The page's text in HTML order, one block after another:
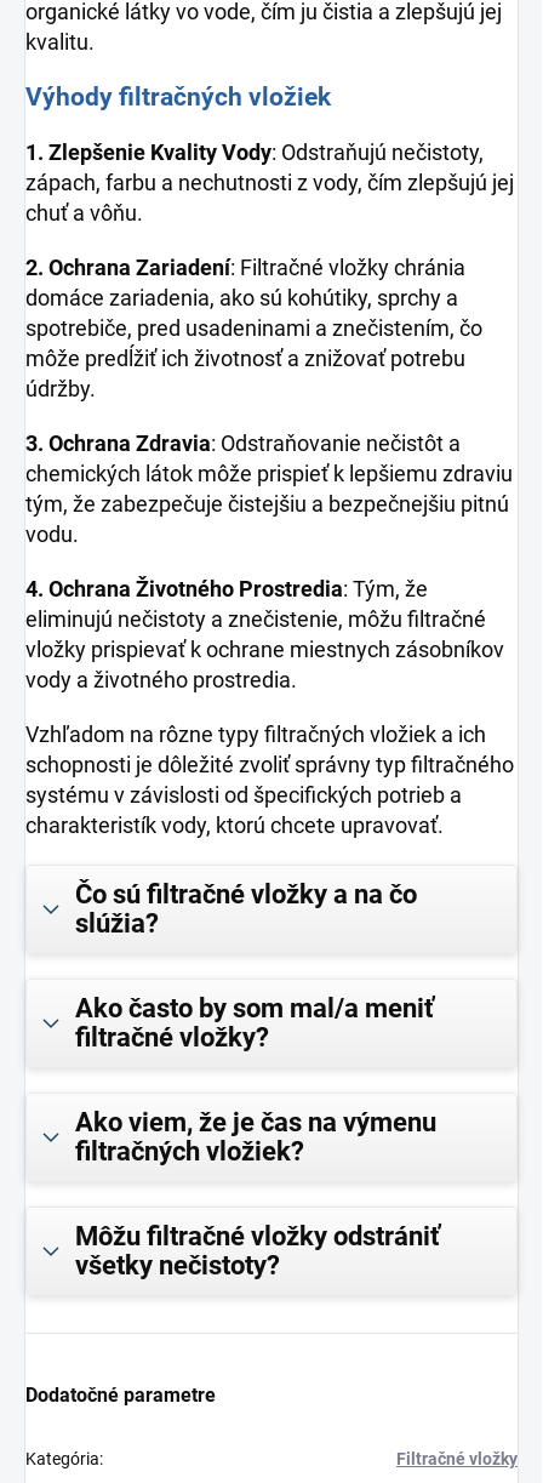
organické látky vo vode, čím ju čistia a zlepšujú jej
kvalitu.
Výhody filtračných vložiek
1. Zlepšenie Kvality Vody: Odstraňujú nečistoty,
zápach, farbu a nechutnosti z vody, čím zlepšujú jej
chuť a vôňu.
2. Ochrana Zariadení: Filtračné vložky chránia
domáce zariadenia, ako sú kohútiky, sprchy a
spotrebiče, pred usadeninami a znečistením, čo
môže predĺžiť ich životnosť a znižovať potrebu
údržby.
3. Ochrana Zdravia: Odstraňovanie nečistôt a
chemických látok môže prispieť k lepšiemu zdraviu
tým, že zabezpečuje čistejšiu a bezpečnejšiu pitnú
vodu.
4. Ochrana Životného Prostredia: Tým, že
eliminujú nečistoty a znečistenie, môžu filtračné
vložky prispievať k ochrane miestnych zásobníkov
vody a životného prostredia.
Vzhľadom na rôzne typy filtračných vložiek a ich
schopnosti je dôležité zvoliť správny typ filtračného
systému v závislosti od špecifických potrieb a
charakteristík vody, ktorú chcete upravovať.
Čo sú filtračné vložky a na čo
slúžia?
Ako často by som mal/a meniť
filtračné vložky?
Ako viem, že je čas na výmenu
filtračných vložiek?
Môžu filtračné vložky odstrániť
všetky nečistoty?
Dodatočné parametre
Kategória: Filtračné vložky